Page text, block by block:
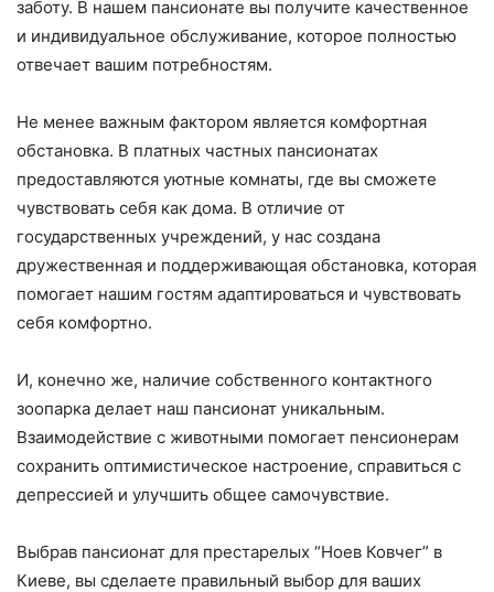
заботу. В нашем пансионате вы получите качественное
и индивидуальное обслуживание, которое полностью
отвечает вашим потребностям.
Не менее важным фактором является комфортная
обстановка. В платных частных пансионатах
предоставляются уютные комнаты, где вы сможете
чувствовать себя как дома. В отличие от
государственных учреждений, у нас создана
дружественная и поддерживающая обстановка, которая
помогает нашим гостям адаптироваться и чувствовать
себя комфортно.
И, конечно же, наличие собственного контактного
зоопарка делает наш пансионат уникальным.
Взаимодействие с животными помогает пенсионерам
сохранить оптимистическое настроение, справиться с
депрессией и улучшить общее самочувствие.
Выбрав пансионат для престарелых “Ноев Ковчег” в
Киеве, вы сделаете правильный выбор для ваших